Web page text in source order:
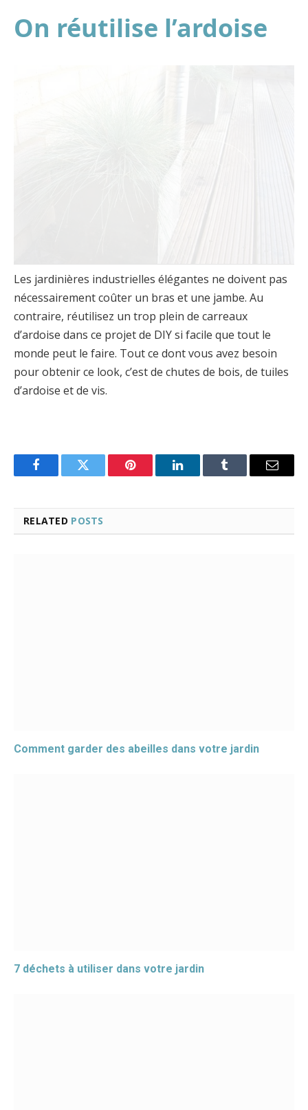
On réutilise l’ardoise
Les jardinières industrielles élégantes ne doivent pas
nécessairement coûter un bras et une jambe. Au
contraire, réutilisez un trop plein de carreaux
d’ardoise dans ce projet de DIY si facile que tout le
monde peut le faire. Tout ce dont vous avez besoin
pour obtenir ce look, c’est de chutes de bois, de tuiles
d’ardoise et de vis.
FacebookTwitter Pinterest LinkedInTumblr Email
RELATED POSTS
Comment garder des abeilles dans votre jardin
7 déchets à utiliser dans votre jardin